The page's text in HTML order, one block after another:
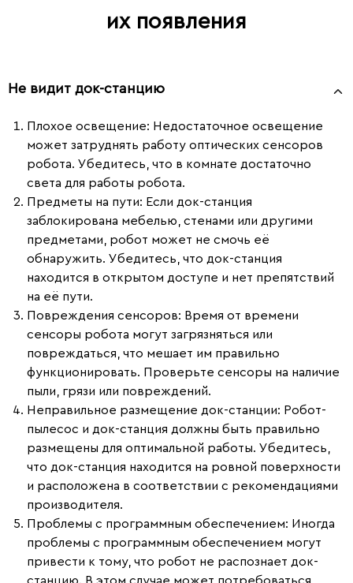
их появления
Не видит док-станцию
Плохое освещение: Недостаточное освещение
может затруднять работу оптических сенсоров
робота. Убедитесь, что в комнате достаточно
света для работы робота.
Предметы на пути: Если док-станция
заблокирована мебелью, стенами или другими
предметами, робот может не смочь её
обнаружить. Убедитесь, что док-станция
находится в открытом доступе и нет препятствий
на её пути.
Повреждения сенсоров: Время от времени
сенсоры робота могут загрязняться или
повреждаться, что мешает им правильно
функционировать. Проверьте сенсоры на наличие
пыли, грязи или повреждений.
Неправильное размещение док-станции: Робот-
пылесос и док-станция должны быть правильно
размещены для оптимальной работы. Убедитесь,
что док-станция находится на ровной поверхности
и расположена в соответствии с рекомендациями
производителя.
Проблемы с программным обеспечением: Иногда
проблемы с программным обеспечением могут
привести к тому, что робот не распознает док-